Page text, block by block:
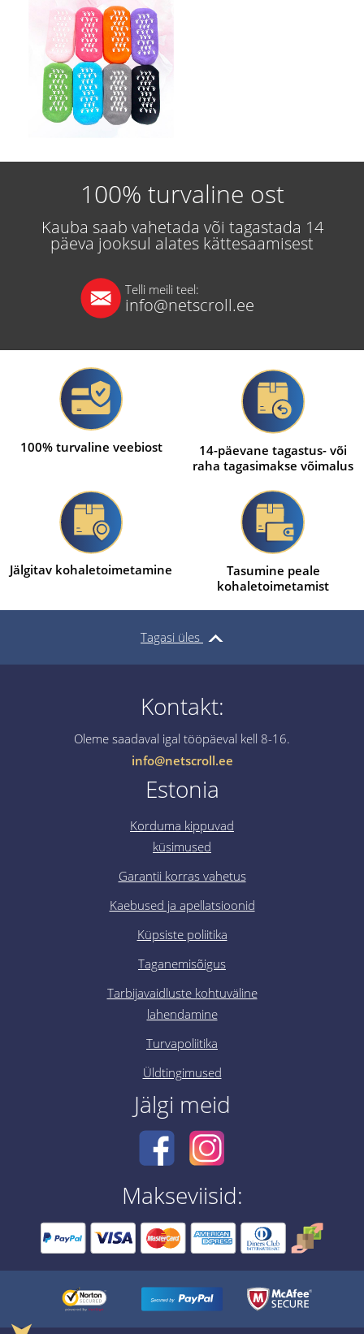
100% turvaline ost
Kauba saab vahetada või tagastada 14
päeva jooksul alates kättesaamisest
Telli meili teel:
info@netscroll.ee
100% turvaline veebiost
14-päevane tagastus- või
raha tagasimakse võimalus
Jälgitav kohaletoimetamine
Tasumine peale
kohaletoimetamist
Tagasi üles
Kontakt:
Oleme saadaval igal tööpäeval kell 8-16.
info@netscroll.ee
Estonia
Korduma kippuvad
küsimused
Garantii korras vahetus
Kaebused ja apellatsioonid
Küpsiste poliitika
Taganemisõigus
Tarbijavaidluste kohtuväline
lahendamine
Turvapoliitika
Üldtingimused
Jälgi meid
Makseviisid: